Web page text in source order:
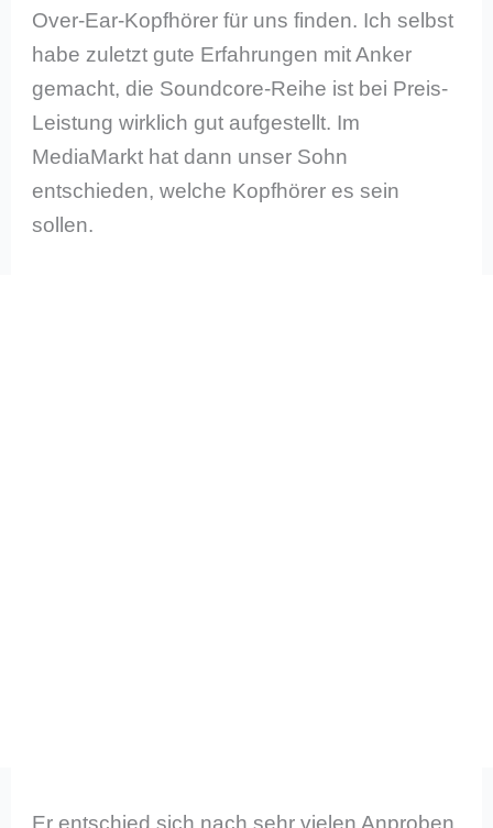
Over-Ear-Kopfhörer für uns finden. Ich selbst
habe zuletzt gute Erfahrungen mit Anker
gemacht, die Soundcore-Reihe ist bei Preis-
Leistung wirklich gut aufgestellt. Im
MediaMarkt hat dann unser Sohn
entschieden, welche Kopfhörer es sein
sollen.